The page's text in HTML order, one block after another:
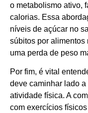
o metabolismo ativo,
calorias. Essa
níveis de açúcar no
súbitos por alimentos
uma perda de peso
Por fim, é vital
deve caminhar lado
atividade física. A
com exercícios